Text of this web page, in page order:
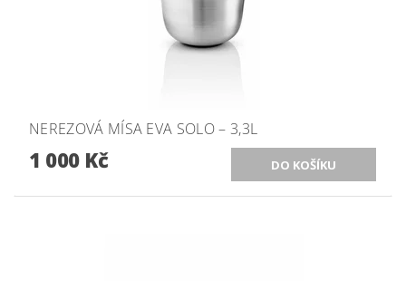
NEREZOVÁ MÍSA EVA SOLO – 3,3L
1 000 Kč